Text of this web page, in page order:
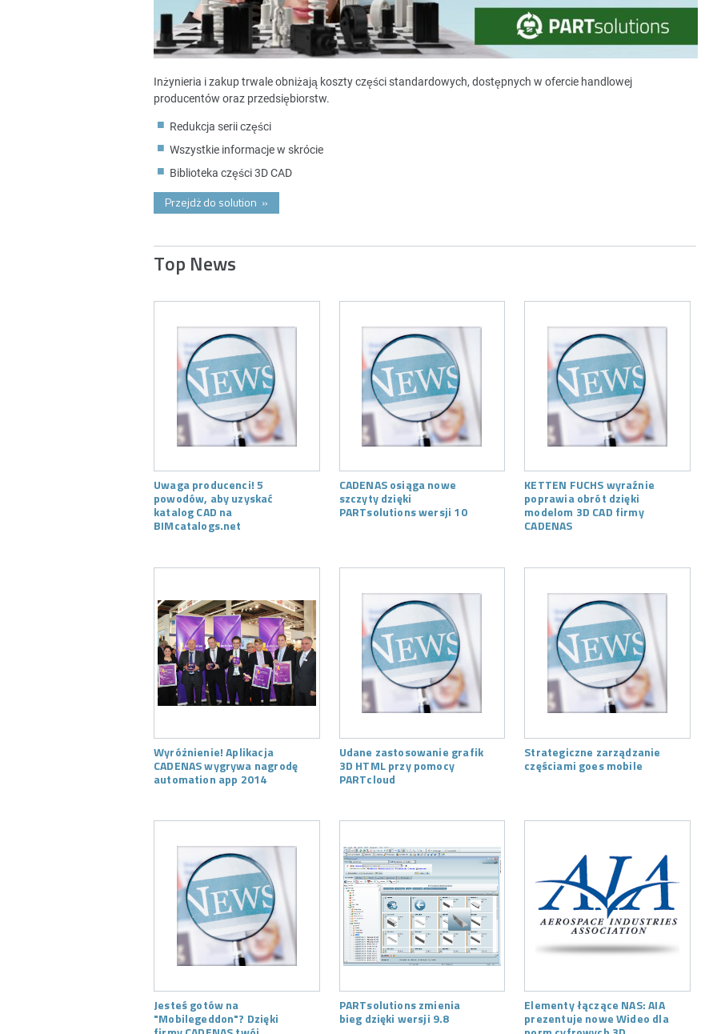
Inżynieria i zakup trwale obniżają koszty części standardowych, dostępnych w ofercie handlowej
producentów oraz przedsiębiorstw.
Redukcja serii części
Wszystkie informacje w skrócie
Biblioteka części 3D CAD
Przejdż do solution »
Top News
Uwaga producenci! 5
powodów, aby uzyskać
katalog CAD na
BIMcatalogs.net
CADENAS osiąga nowe
szczyty dzięki
PARTsolutions wersji 10
KETTEN FUCHS wyraźnie
poprawia obrót dzięki
modelom 3D CAD firmy
CADENAS
Wyróżnienie! Aplikacja
CADENAS wygrywa nagrodę
automation app 2014
Udane zastosowanie grafik
3D HTML przy pomocy
PARTcloud
Strategiczne zarządzanie
częściami goes mobile
Jesteś gotów na
"Mobilegeddon"? Dzięki
PARTsolutions zmienia
bieg dzięki wersji 9.8
Elementy łączące NAS: AIA
prezentuje nowe Wideo dla